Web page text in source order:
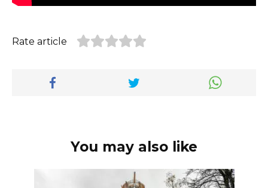
Rate article
You may also like